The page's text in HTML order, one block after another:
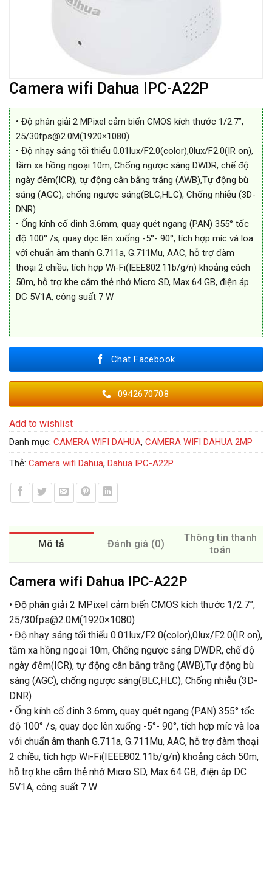
Camera wifi Dahua IPC-A22P
• Độ phân giải 2 MPixel cảm biến CMOS kích thước 1/2.7”,
25/30fps@2.0M(1920×1080)
• Độ nhạy sáng tối thiểu 0.01lux/F2.0(color),0lux/F2.0(IR on),
tầm xa hồng ngoại 10m, Chống ngược sáng DWDR, chế độ
ngày đêm(ICR), tự động cân bằng trắng (AWB),Tự động bù
sáng (AGC), chống ngược sáng(BLC,HLC), Chống nhiễu (3D-
DNR)
• Ống kính cố đinh 3.6mm, quay quét ngang (PAN) 355° tốc
độ 100° /s, quay dọc lên xuống -5°- 90°, tích hợp míc và loa
với chuẩn âm thanh G.711a, G.711Mu, AAC, hỗ trợ đàm
thoại 2 chiều, tích hợp Wi-Fi(IEEE802.11b/g/n) khoảng cách
50m, hỗ trợ khe cắm thẻ nhớ Micro SD, Max 64 GB, điện áp
DC 5V1A, công suất 7 W
Chat Facebook
0942670708
Add to wishlist
Danh mục: CAMERA WIFI DAHUA, CAMERA WIFI DAHUA 2MP
Thẻ: Camera wifi Dahua, Dahua IPC-A22P
Mô tả Đánh giá (0)
Thông tin thanh
toán
Camera wifi Dahua IPC-A22P
• Độ phân giải 2 MPixel cảm biến CMOS kích thước 1/2.7”,
25/30fps@2.0M(1920×1080)
• Độ nhạy sáng tối thiểu 0.01lux/F2.0(color),0lux/F2.0(IR on),
tầm xa hồng ngoại 10m, Chống ngược sáng DWDR, chế độ
ngày đêm(ICR), tự động cân bằng trắng (AWB),Tự động bù
sáng (AGC), chống ngược sáng(BLC,HLC), Chống nhiễu (3D-
DNR)
• Ống kính cố đinh 3.6mm, quay quét ngang (PAN) 355° tốc
độ 100° /s, quay dọc lên xuống -5°- 90°, tích hợp míc và loa
với chuẩn âm thanh G.711a, G.711Mu, AAC, hỗ trợ đàm thoại
2 chiều, tích hợp Wi-Fi(IEEE802.11b/g/n) khoảng cách 50m,
hỗ trợ khe cắm thẻ nhớ Micro SD, Max 64 GB, điện áp DC
5V1A, công suất 7 W